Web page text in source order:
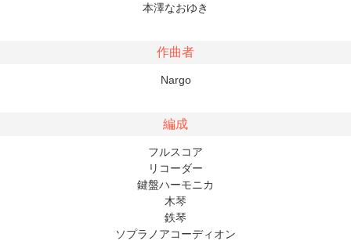
本澤なおゆき
作曲者
Nargo
編成
フルスコア
リコーダー
鍵盤ハーモニカ
木琴
鉄琴
ソプラノアコーディオン